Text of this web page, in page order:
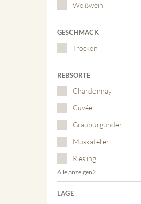
Weißwein
GESCHMACK
Trocken
REBSORTE
Chardonnay
Cuvée
Grauburgunder
Muskateller
Riesling
Alle anzeigen
LAGE